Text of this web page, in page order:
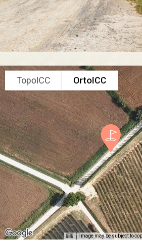
TopoICC OrtoICC
Image may be subject to